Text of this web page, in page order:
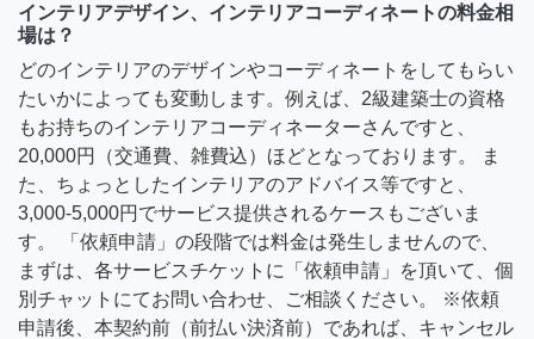
インテリアデザイン、インテリアコーディネートの料金相
場は？
どのインテリアのデザインやコーディネートをしてもらい
たいかによっても変動します。例えば、2級建築士の資格
もお持ちのインテリアコーディネーターさんですと、
20,000円（交通費、雑費込）ほどとなっております。 ま
た、ちょっとしたインテリアのアドバイス等ですと、
3,000-5,000円でサービス提供されるケースもございま
す。 「依頼申請」の段階では料金は発生しませんので、
まずは、各サービスチケットに「依頼申請」を頂いて、個
別チャットにてお問い合わせ、ご相談ください。 ※依頼
申請後、本契約前（前払い決済前）であれば、キャンセル